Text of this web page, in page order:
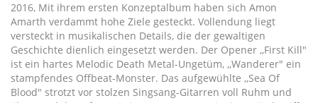
2016, Mit ihrem ersten Konzeptalbum haben sich Amon
Amarth verdammt hohe Ziele gesteckt. Vollendung liegt
versteckt in musikalischen Details, die der gewaltigen
Geschichte dienlich eingesetzt werden. Der Opener ,,First Kill"
ist ein hartes Melodic Death Metal-Ungetüm, ,,Wanderer" ein
stampfendes Offbeat-Monster. Das aufgewühlte ,,Sea Of
Blood" strotzt vor stolzen Singsang-Gitarren voll Ruhm und